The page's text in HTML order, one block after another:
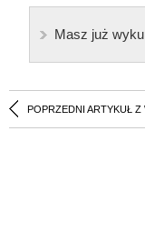
Masz już
POPRZEDNI ARTYKUŁ Z